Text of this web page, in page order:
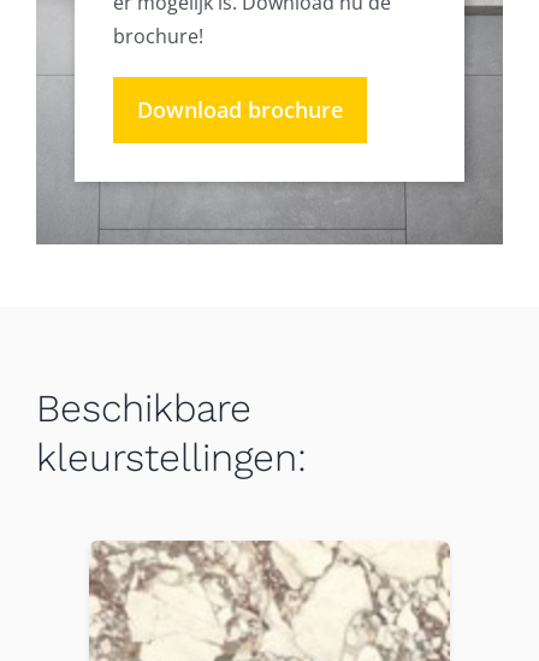
brochure!
Download brochure
Beschikbare
kleurstellingen: